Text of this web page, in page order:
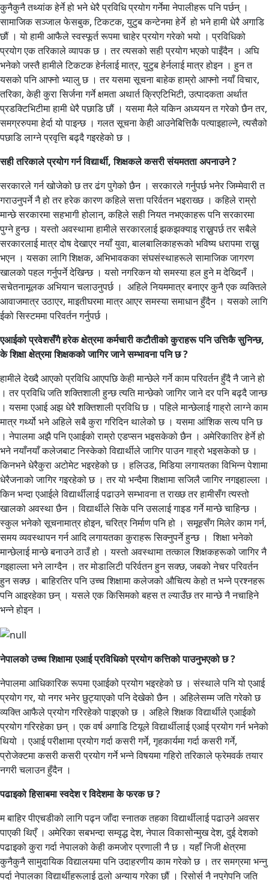
कुनैकुनै तथ्यांक हेर्ने हो भने धेरै प्रविधि प्रयोग गर्नेमा नेपालीहरू पनि पर्छन् ।
सामाजिक सञ्जाल फेसबुक, टिकटक, युटुब कन्टेनमा हेर्ने हो भने हामी धेरै अगाडि
छौं । यो हामी आफैले स्वस्फूर्त रूपमा चाहेर प्रयोग गरेको भयो । प्रविधिको
प्रयोग एक तरिकाले व्यापक छ । तर त्यसको सही प्रयोग भएको पाइँदैन । अघि
भनेको जस्तै हामीले टिकटक हेर्नलाई मात्र, युटुब हेर्नलाई मात्र होइन । हुन त
यसको पनि आफ्नो भ्यालु छ । तर यसमा सूचना बाहेक हाम्रो आफ्नो नयाँ विचार,
तरिका, केही कुरा सिर्जना गर्ने क्षमता अथार्त क्रिएटिभिटी, उत्पादकता अर्थात
प्रडक्टिभिटीमा हामी धेरै पछाडि छौं । यसमा मैले यकिन अध्ययन त गरेको छैन तर,
समग्ररुपमा हेर्दा यो पाइन्छ । गलत सूचना केही आउनेबित्तिकै पत्याइहाल्ने, त्यसैको
पछाडि लाग्ने प्रवृत्ति बढ्दै गइरहेको छ ।
सही तरिकाले प्रयोग गर्न विद्यार्थी, शिक्षकले कसरी संयमतता अपनाउने ?
सरकारले गर्न खोजेको छ तर ढंग पुगेको छैन । सरकारले गर्नुपर्छ भनेर जिम्मेवारी त
गराउनुपर्ने नै हो तर हरेक कारण कहिले सत्ता परिर्वतन भइराख्छ । कहिले राम्रो
मान्छे सरकारमा सहभागी होलान्, कहिले सही नियत नभएकाहरू पनि सरकारमा
पुग्ने हुन्छ । यस्तो अवस्थामा हामीले सरकारलाई झकझक्याइ राख्नुपर्छ तर सबैले
सरकारलाई मात्र दोष देखाएर नयाँ युवा, बालबालिकाहरूको भविष्य धरापमा राख्नु
भएन । यसका लागि शिक्षक, अभिभावकका संघसंस्थाहरूले सामाजिक जागरण
खालको पहल गर्नुपर्ने देखिन्छ । यसो नगरिकन यो समस्या हल हुने म देख्दिनँ ।
सचेतनामूलक अभियान चलाउनुपर्छ । अहिले नियममात्र बनाएर कुनै एक व्यक्तिले
आवाजमात्र उठाएर, माइतीघरमा मात्र आएर समस्या समाधान हुँदैन । यसको लागि
ईको सिस्टममा परिवर्तन गर्नुपर्छ ।
एआईको प्रवेशसँगै हरेक क्षेत्रमा कर्मचारी कटौतीको कुराहरू पनि उत्तिकै सुनिन्छ,
के शिक्षा क्षेत्रमा शिक्षकको जागिर जाने सम्भावना पनि छ ?
हामीले देख्दै आएको प्रविधि आएपछि केही मान्छेले गर्ने काम परिवर्तन हुँदै नै जाने हो
। तर प्रविधि जति शक्तिशाली हुन्छ त्यति मान्छेको जागिर जाने दर पनि बढ्दै जान्छ
। यसमा एआई अझ धेरै शक्तिशाली प्रविधि छ । पहिले मान्छेलाई गाह्रो लाग्ने काम
मात्र गर्थ्यो भने अहिले सबै कुरा गरिदिन थालेको छ । यसमा आंशिक सत्य पनि छ
। नेपालमा अझै पनि एआईको राम्रो एडप्सन भइसकेको छैन । अमेरिकातिर हेर्ने हो
भने नयाँनयाँ कलेजबाट निस्केको विद्यार्थीले जागिर पाउन गाह्रो भइसकेको छ ।
किनभने धेरैकुरा अटोमेट भइरहेको छ । हलिउड, मिडिया लगायतका विभिन्न पेशामा
धेरैजनाको जागिर गइरहेको छ । तर यो भन्दैमा शिक्षामा सजिलै जागिर नगइहाल्ला ।
किन भन्दा एआईले विद्यार्थीलाई पढाउने सम्भावना त राख्छ तर हामीसँग त्यस्तो
खालको अवस्था छैन । विद्यार्थीले सिके पनि उसलाई गाइड गर्ने मान्छे चाहिन्छ ।
स्कुल भनेको सूचनामात्र होइन, चरित्र निर्माण पनि हो । समूहसँग मिलेर काम गर्न,
समय व्यवस्थापन गर्न आदि लगायतका कुराहरू सिक्नुपर्ने हुन्छ । शिक्षा भनेको
मान्छेलाई मान्छे बनाउने ठाउँ हो । यस्तो अवस्थामा तत्काल शिक्षकहरूको जागिर नै
गइहाल्ला भने लाग्दैन । तर मोडालिटी परिर्वतन हुन सक्छ, जबको नेचर परिवर्तन
हुन सक्छ । बाहिरतिर पनि उच्च शिक्षामा कलेजको औचित्य केहो त भन्ने प्रश्नहरू
पनि आइरहेका छन् । यसले एक किसिमको बहस त ल्याउँछ तर मान्छे नै नचाहिने
भन्ने होइन ।
नेपालको उच्च शिक्षामा एआई प्रविधिको प्रयोग कत्तिको पाउनुभएको छ ?
नेपालमा आधिकारिक रूपमा एआईको प्रयोग भइरहेको छ । संस्थाले पनि यो एआई
प्रयोग गर, यो नगर भनेर छुट्याएको पनि देखेको छैन । अहिलेसम्म जति गरेको छ
व्यक्ति आफैले प्रयोग गरिरहेको पाइएको छ । अहिले शिक्षक विद्यार्थीले एआईको
प्रयोग गरिरहेका छन् । एक वर्ष अगाडि टियूले विद्यार्थीलाई एआई प्रयोग गर्न भनेको
थियो । एआई परीक्षामा प्रयोग गर्दा कसरी गर्ने, गृहकार्यमा गर्दा कसरी गर्ने,
प्रोजेक्टमा कसरी कसरी प्रयोग गर्ने भन्ने विषयमा गहिरो तरिकाले फ्रेमवर्क तयार
नगरी चलाउन हुँदैन ।
पढाइको हिसाबमा स्वदेश र विदेशमा के फरक छ ?
म बाहिर पीएचडीको लागि पढ्न जाँदा स्नातक तहका विद्यार्थीलाई पढाउने अवसर
पाएकी थिएँ । अमेरिका सबभन्दा सम्वृद्ध देश, नेपाल विकासोन्मुख देश, दुई देशको
पढाइको कुरा गर्दा नेपालको केही कमजोर प्रणाली नै छ । यहाँ निजी क्षेत्रमा
कुनैकुनै सामुदायिक विद्यालयमा पनि उदाहरणीय काम गरेको छ । तर समग्रमा भन्नु
पर्दा नेपालका विद्यार्थीहरूलाई ठूलो अन्याय गरेका छौं । रिसोर्स नै नपुगेपनि जति